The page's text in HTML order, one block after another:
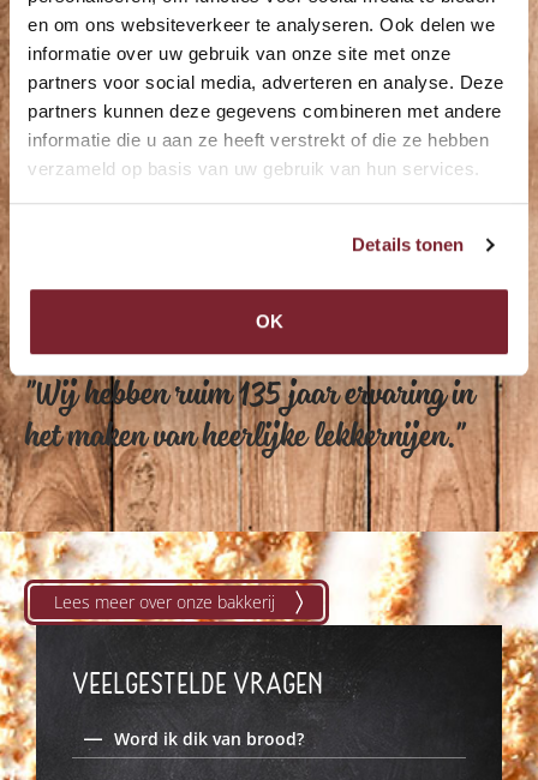
en om ons websiteverkeer te analyseren. Ook delen we
informatie over uw gebruik van onze site met onze
partners voor social media, adverteren en analyse. Deze
partners kunnen deze gegevens combineren met andere
informatie die u aan ze heeft verstrekt of die ze hebben
verzameld op basis van uw gebruik van hun services.
Details tonen
OK
"Wij hebben ruim 135 jaar ervaring in
het maken van heerlijke lekkernijen."
Lees meer over onze bakkerij
VEELGESTELDE VRAGEN
Word ik dik van brood?